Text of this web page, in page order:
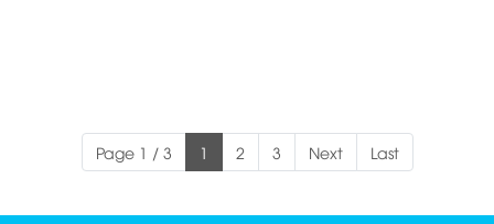
Page 1 / 3 1 2 3 Next Last